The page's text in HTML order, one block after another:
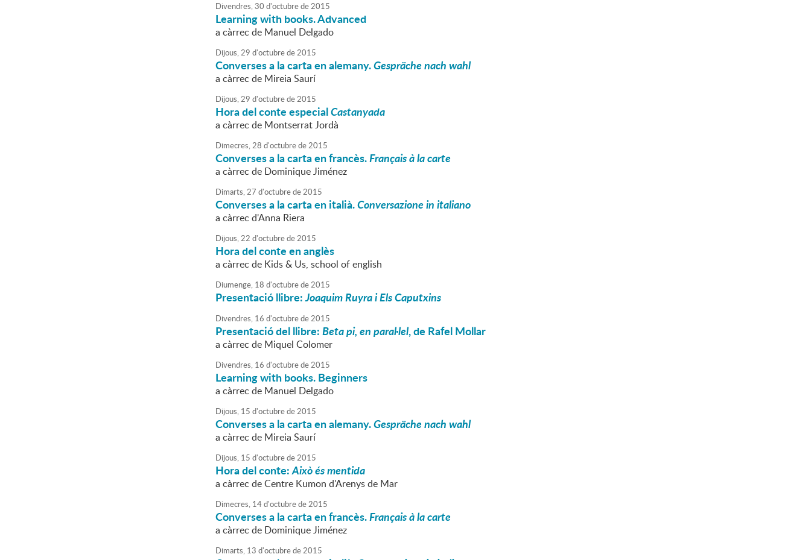
Divendres,30 d'octubrede2015
Learning with books. Advanced
a càrrec de Manuel Delgado
Dijous,29 d'octubrede2015
Converses a la carta en alemany.Gespräche nach wahl
a càrrec de Mireia Saurí
Dijous,29 d'octubrede2015
Hora del conte especialCastanyada
a càrrec de Montserrat Jordà
Dimecres,28 d'octubrede2015
Converses a la carta en francès.Français à la carte
a càrrec de Dominique Jiménez
Dimarts,27 d'octubrede2015
Converses a la carta en italià.Conversazione in italiano
a càrrec d'Anna Riera
Dijous,22 d'octubrede2015
Hora del conte en anglès
a càrrec de Kids & Us, school of english
Diumenge, 18 d'octubrede2015
Presentació llibre:Joaquim Ruyra i Els Caputxins
Divendres, 16 d'octubrede2015
Presentació del llibre:Beta pi, en paral·lel, de Rafel Mollar
a càrrec de Miquel Colomer
Divendres, 16 d'octubrede2015
Learning with books. Beginners
a càrrec de Manuel Delgado
Dijous, 15 d'octubrede2015
Converses a la carta en alemany.Gespräche nach wahl
a càrrec de Mireia Saurí
Dijous, 15 d'octubrede2015
Hora del conte:Això és mentida
a càrrec de Centre Kumon d'Arenys de Mar
Dimecres, 14d'octubrede2015
Converses a la carta en francès.Français à la carte
a càrrec de Dominique Jiménez
Dimarts, 13 d'octubrede2015